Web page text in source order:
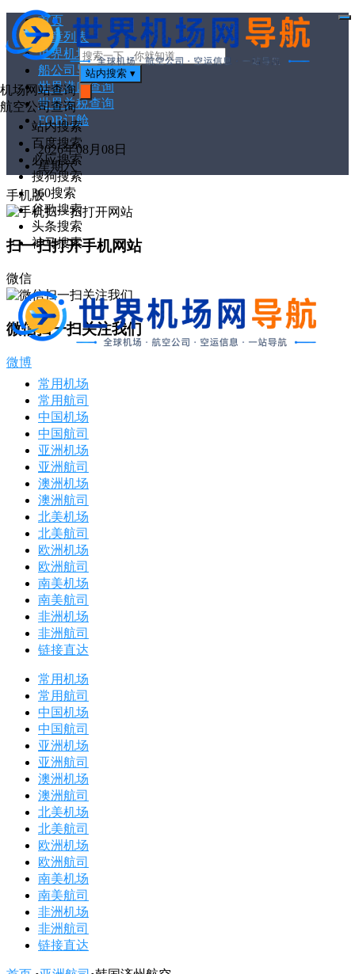
首页
文章列表
世界机场代码
船公司导航
世界港口查询
世界关税查询
FOB订舱
2026年08月08日
星期六
机场网站查询
航空公司查询
站内搜索 ▾
站内搜索
百度搜索
必应搜索
搜狗搜索
360搜索
谷歌搜索
头条搜索
神马搜索
搜
索
手机版
扫一扫打开手机网站
微信
微信扫一扫关注我们
微博
打
常用机场
常用航司
中国机场
中国航司
亚洲机场
亚洲航司
澳洲机场
澳洲航司
北美机场
北美航司
欧洲机场
欧洲航司
南美机场
南美航司
非洲机场
非洲航司
链接直达
常用机场
常用航司
中国机场
中国航司
亚洲机场
亚洲航司
澳洲机场
澳洲航司
北美机场
北美航司
欧洲机场
欧洲航司
南美机场
南美航司
非洲机场
非洲航司
链接直达